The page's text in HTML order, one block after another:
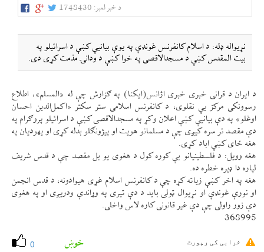
د خبر لمبر: 1748430
نړيواله ډله: د اسلام كانفرنس غونډې په يوې بيانیې كښې د اسرائيلو په
بيت المقدس كښې د مسجدالاقصی په خوا كښې د ودانۍ مذمت كړی دی.
د ايران د قرانی خبری خبری اژانس(ايكنا) په ګزارش چې له «المسلم»، اطلاع
رسوونكی مركز یې نقلوی، د كانفرنس اسلامی ستر سكتر «اكمل‌الدين احسان
اوغلو» په دې بيانیې كښې اعلان وكړ په مسجدالاقصی كښې د اسرائيلو پروګرام په
دې مقصد تر سره كیږی چې د مسلمانو هويت او پيژونګلو بدله كړی او يهوديان په
هغه ځای كښې اباد كړی.
هغه وويل: د فلسطينيانو بې كوره كول د هغوی يو بل مقصد چې د قدس شريف
لپاره دا ډېره خطره ده.
هغه په اخر كښې زياته كړه چې د كانفرنس اسلام غړی هيوادونه، د قدس انجمن
او نورې غونډې او نړيوال ټولی بايد د دې تيری په وړاندې ودریږی او په هغوی
دې زور راولی چې دې غير قانونی كاره لاس واخلی.
368995
0 خوښ خرابی کی رپورٹ